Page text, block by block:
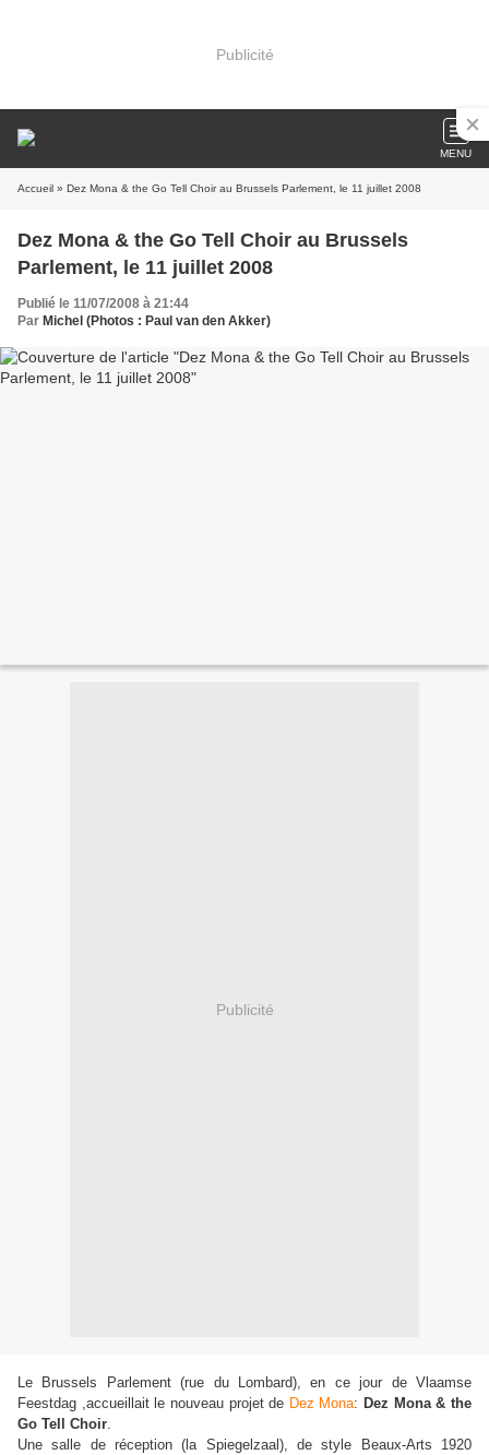
Publicité
MENU
Accueil » Dez Mona & the Go Tell Choir au Brussels Parlement, le 11 juillet 2008
Dez Mona & the Go Tell Choir au Brussels
Parlement, le 11 juillet 2008
Publié le 11/07/2008 à 21:44
Par Michel (Photos : Paul van den Akker)
Publicité
Le Brussels Parlement (rue du Lombard), en ce jour de Vlaamse
Feestdag ,accueillait le nouveau projet de Dez Mona: Dez Mona & the
Go Tell Choir.
Une salle de réception (la Spiegelzaal), de style Beaux-Arts 1920